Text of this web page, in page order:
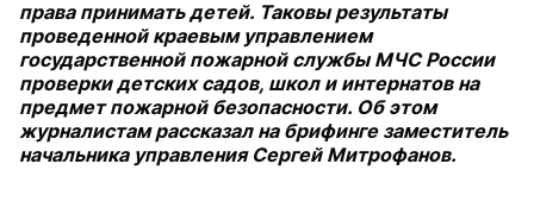
права принимать детей. Таковы результаты
проведенной краевым управлением
государственной пожарной службы МЧС России
проверки детских садов, школ и интернатов на
предмет пожарной безопасности. Об этом
журналистам рассказал на брифинге заместитель
начальника управления Сергей Митрофанов.